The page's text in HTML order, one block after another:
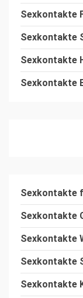
Sexkontakte
Sexkontakte
Sexkontakte
Sexkontakte
Sexkontakte
Sexkontakte
Sexkontakte
Sexkontakte
Sexkontakte